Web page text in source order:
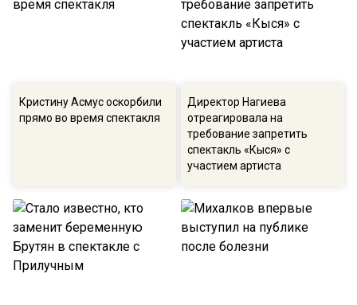
Кристину Асмус оскорбили
прямо во время спектакля
Директор Нагиева
отреагировала на
требование запретить
спектакль «Кыся» с
участием артиста